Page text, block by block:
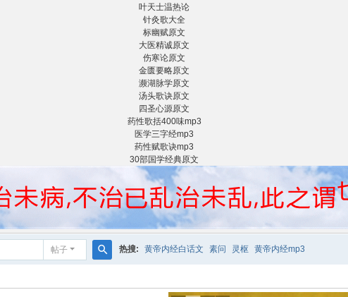
叶天士温热论
针灸歌大全
标幽赋原文
大医精诚原文
伤寒论原文
金匮要略原文
濒湖脉学原文
汤头歌诀原文
四圣心源原文
药性歌括400味mp3
医学三字经mp3
药性赋歌诀mp3
30部国学经典原文
帖子
索
热搜: 黄帝内经白话文 素问 灵枢 黄帝内经mp3